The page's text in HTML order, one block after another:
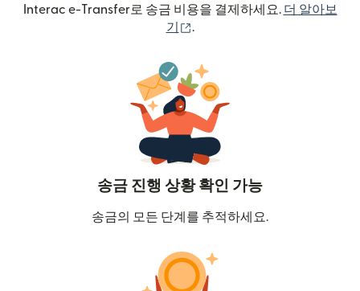
Interac e-Transfer로 송금 비용을 결제하세요. 더 알아보
기
.
송금 진행 상황 확인 가능
송금의 모든 단계를 추적하세요.